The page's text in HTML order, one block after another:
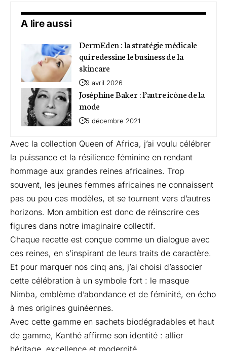
A lire aussi
DermEden : la stratégie médicale
qui redessine le business de la
skincare
9 avril 2026
Joséphine Baker : l’autre icône de la
mode
5 décembre 2021
Avec la collection Queen of Africa, j’ai voulu célébrer
la puissance et la résilience féminine en rendant
hommage aux grandes reines africaines. Trop
souvent, les jeunes femmes africaines ne connaissent
pas ou peu ces modèles, et se tournent vers d’autres
horizons. Mon ambition est donc de réinscrire ces
figures dans notre imaginaire collectif.
Chaque recette est conçue comme un dialogue avec
ces reines, en s’inspirant de leurs traits de caractère.
Et pour marquer nos cinq ans, j’ai choisi d’associer
cette célébration à un symbole fort : le masque
Nimba, emblème d’abondance et de féminité, en écho
à mes origines guinéennes.
Avec cette gamme en sachets biodégradables et haut
de gamme, Kanthé affirme son identité : allier
héritage, excellence et modernité.